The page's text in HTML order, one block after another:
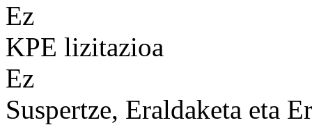
Ez
KPE lizitazioa
Ez
Suspertze, Eraldaketa eta